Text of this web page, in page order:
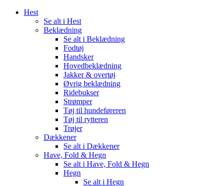
Hest
Se alt i Hest
Beklædning
Se alt i Beklædning
Fodtøj
Handsker
Hovedbeklædning
Jakker & overtøj
Øvrig beklædning
Ridebukser
Strømper
Tøj til hundeføreren
Tøj til rytteren
Trøjer
Dækkener
Se alt i Dækkener
Have, Fold & Hegn
Se alt i Have, Fold & Hegn
Hegn
Se alt i Hegn